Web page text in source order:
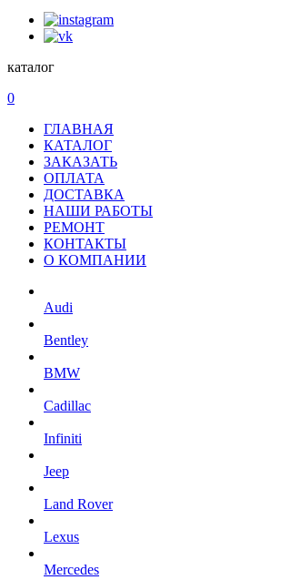
каталог
0
ГЛАВНАЯ
КАТАЛОГ
ЗАКАЗАТЬ
ОПЛАТА
ДОСТАВКА
НАШИ РАБОТЫ
РЕМОНТ
КОНТАКТЫ
О КОМПАНИИ
Audi
Bentley
BMW
Cadillac
Infiniti
Jeep
Land Rover
Lexus
Mercedes